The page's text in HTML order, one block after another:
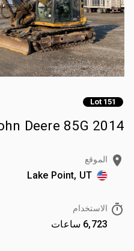
Lot 151
2014 John Deere 85G حفارة صغيرة
الموقع
Lake Point, UT
الاستخدام
6,723 ساعات